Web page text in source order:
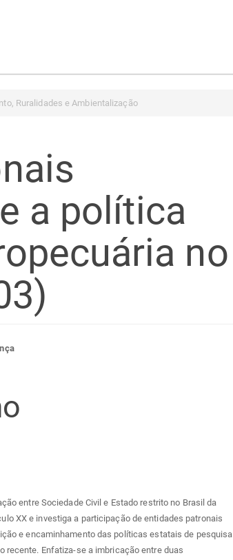
Ruralidades e Ambientalização
a política
no
entre Sociedade Civil e Estado restrito no Brasil da
XX e investiga a participação de entidades patronais
e encaminhamento das políticas estatais de pesquisa
recente. Enfatiza-se a imbricação entre duas